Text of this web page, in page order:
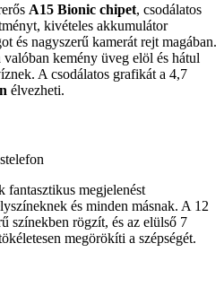
A15 Bionic chipet, csodálatos
kivételes akkumulátor
és nagyszerű kamerát rejt magában.
valóban kemény üveg elöl és hátul
A csodálatos grafikát a 4,7
élvezheti.
megjelenést
és minden másnak. A 12
színekben rögzít, és az elülső 7
megörökíti a szépségét.